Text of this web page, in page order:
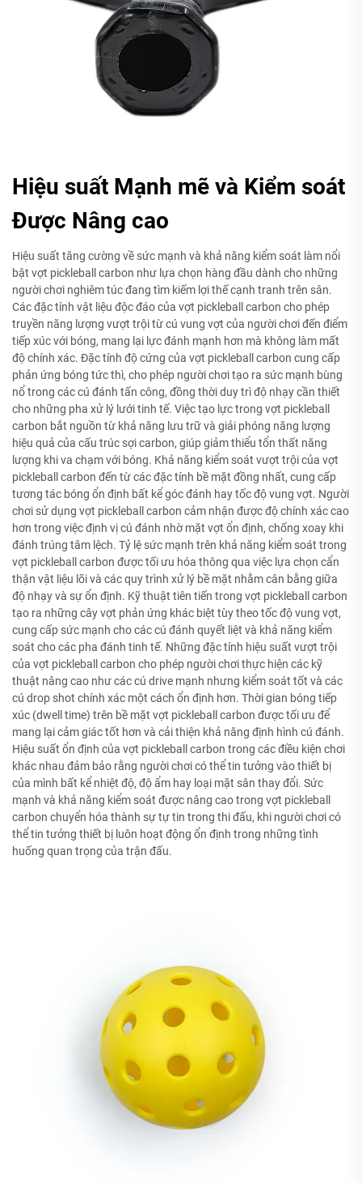
Hiệu suất Mạnh mẽ và Kiểm soát
Được Nâng cao
Hiệu suất tăng cường về sức mạnh và khả năng kiểm soát làm nổi
bật vợt pickleball carbon như lựa chọn hàng đầu dành cho những
người chơi nghiêm túc đang tìm kiếm lợi thế cạnh tranh trên sân.
Các đặc tính vật liệu độc đáo của vợt pickleball carbon cho phép
truyền năng lượng vượt trội từ cú vung vợt của người chơi đến điểm
tiếp xúc với bóng, mang lại lực đánh mạnh hơn mà không làm mất
độ chính xác. Đặc tính độ cứng của vợt pickleball carbon cung cấp
phản ứng bóng tức thì, cho phép người chơi tạo ra sức mạnh bùng
nổ trong các cú đánh tấn công, đồng thời duy trì độ nhạy cần thiết
cho những pha xử lý lưới tinh tế. Việc tạo lực trong vợt pickleball
carbon bắt nguồn từ khả năng lưu trữ và giải phóng năng lượng
hiệu quả của cấu trúc sợi carbon, giúp giảm thiểu tổn thất năng
lượng khi va chạm với bóng. Khả năng kiểm soát vượt trội của vợt
pickleball carbon đến từ các đặc tính bề mặt đồng nhất, cung cấp
tương tác bóng ổn định bất kể góc đánh hay tốc độ vung vợt. Người
chơi sử dụng vợt pickleball carbon cảm nhận được độ chính xác cao
hơn trong việc định vị cú đánh nhờ mặt vợt ổn định, chống xoay khi
đánh trúng tâm lệch. Tỷ lệ sức mạnh trên khả năng kiểm soát trong
vợt pickleball carbon được tối ưu hóa thông qua việc lựa chọn cẩn
thận vật liệu lõi và các quy trình xử lý bề mặt nhằm cân bằng giữa
độ nhạy và sự ổn định. Kỹ thuật tiên tiến trong vợt pickleball carbon
tạo ra những cây vợt phản ứng khác biệt tùy theo tốc độ vung vợt,
cung cấp sức mạnh cho các cú đánh quyết liệt và khả năng kiểm
soát cho các pha đánh tinh tế. Những đặc tính hiệu suất vượt trội
của vợt pickleball carbon cho phép người chơi thực hiện các kỹ
thuật nâng cao như các cú drive mạnh nhưng kiểm soát tốt và các
cú drop shot chính xác một cách ổn định hơn. Thời gian bóng tiếp
xúc (dwell time) trên bề mặt vợt pickleball carbon được tối ưu để
mang lại cảm giác tốt hơn và cải thiện khả năng định hình cú đánh.
Hiệu suất ổn định của vợt pickleball carbon trong các điều kiện chơi
khác nhau đảm bảo rằng người chơi có thể tin tưởng vào thiết bị
của mình bất kể nhiệt độ, độ ẩm hay loại mặt sân thay đổi. Sức
mạnh và khả năng kiểm soát được nâng cao trong vợt pickleball
carbon chuyển hóa thành sự tự tin trong thi đấu, khi người chơi có
thể tin tưởng thiết bị luôn hoạt động ổn định trong những tình
huống quan trọng của trận đấu.